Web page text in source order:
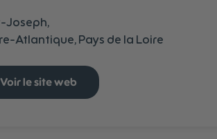
Joseph,
Atlantique, Pays de la Loire
Voir le site web